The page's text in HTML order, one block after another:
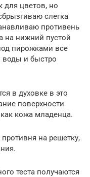
для цветов, но
слегка
противень
на нижний пустой
пирожками все
воды и быстро
в духовке в это
поверхности
кожа младенца.
на решетку,
теста получаются